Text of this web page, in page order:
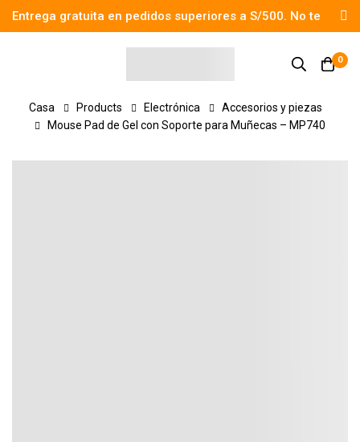
Entrega gratuita en pedidos superiores a S/500. No te
pierdas el descuento.
0
Casa Products Electrónica
Accesorios y piezas
Mouse Pad de Gel con Soporte para Muñecas – MP740